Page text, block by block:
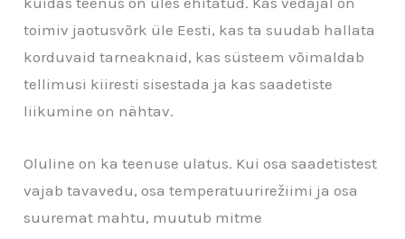
toimiv jaotusvõrk üle Eesti, kas ta suudab hallata
korduvaid tarneaknaid, kas süsteem võimaldab
tellimusi kiiresti sisestada ja kas saadetiste
liikumine on nähtav.
Oluline on ka teenuse ulatus. Kui osa saadetistest
vajab tavavedu, osa temperatuurirežiimi ja osa
suuremat mahtu, muutub mitme